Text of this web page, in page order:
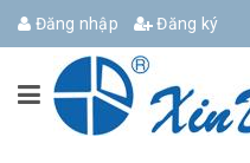
Đăng nhập Đăng ký